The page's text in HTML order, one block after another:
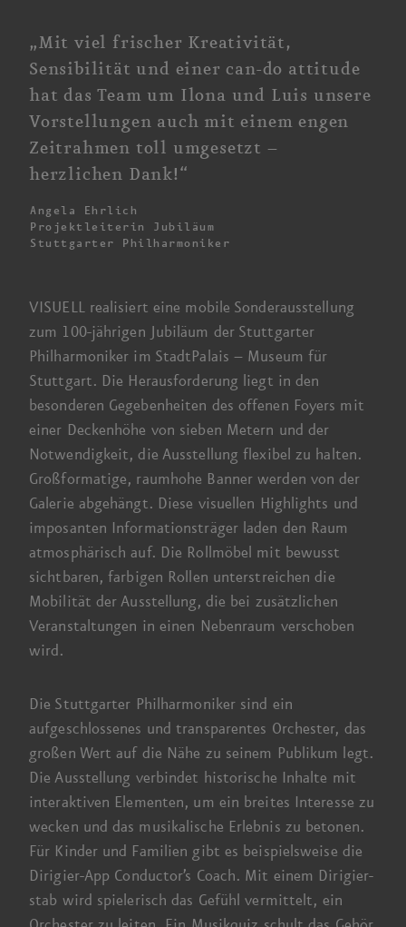
VISUELL realisiert eine mobile Sonder­ausstellung
zum 100-jährigen Jubiläum der Stuttgarter
Philharmoniker im StadtPalais – Museum für
Stuttgart. Die Herausforderung liegt in den
besonderen Gegebenheiten des offenen Foyers mit
einer Decken­höhe von sieben Metern und der
Notwendigkeit, die Ausstellung flexibel zu halten.
Großformatige, raum­hohe Banner werden von der
Galerie abgehängt. Diese visuellen Highlights und
imposanten Informations­träger laden den Raum
atmosphärisch auf. Die Rollmöbel mit bewusst
sichtbaren, farbigen Rollen unterstreichen die
Mobilität der Ausstellung, die bei zusätzlichen
Veranstaltungen in einen Neben­raum verschoben
wird.
Die Stuttgarter Philharmoniker sind ein
aufgeschlossenes und transparentes Orchester, das
großen Wert auf die Nähe zu seinem Publikum legt.
Die Ausstellung verbindet historische Inhalte mit
interaktiven Elementen, um ein breites Interesse zu
wecken und das musikalische Erlebnis zu betonen.
Für Kinder und Familien gibt es beispielsweise die
Dirigier-App Conductor’s Coach. Mit einem Dirigier­
stab wird spielerisch das Gefühl vermittelt, ein
„Mit viel frischer Kreativität,
Sensibilität und einer can-do attitude
hat das Team um Ilona und Luis unsere
Vorstellungen auch mit einem engen
Zeit­rahmen toll umgesetzt –
herzlichen Dank!“
Angela Ehrlich
Projektleiterin Jubiläum
Stuttgarter Philharmoniker